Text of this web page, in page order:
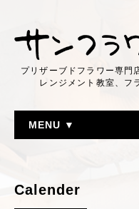
プリザーブドフラワー専門
レンジメント教室、フ
MENU ▼
Calender